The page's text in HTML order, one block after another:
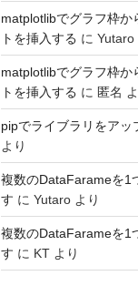
matplotlibでグラフ枠か
トを挿入する に Yutaro
matplotlibでグラフ枠か
トを挿入する に 匿名
pipでライブラリをアッ
より
複数のDataFarameを1
す に Yutaroより
複数のDataFarameを1
す に KTより